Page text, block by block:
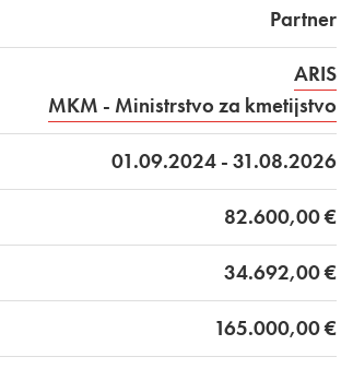
Partner
ARIS
MKM - Ministrstvo za kmetijstvo
01.09.2024 - 31.08.2026
82.600,00 €
34.692,00 €
165.000,00 €